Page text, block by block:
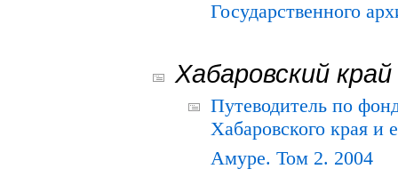
Государственного
Хабаровский край
Путеводитель по
Хабаровского края и
Амуре. Том 2. 2004